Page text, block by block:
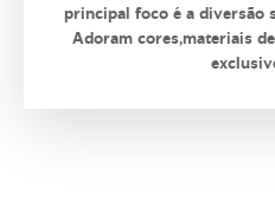
principal foco é a diversão
Adoram cores,materiais